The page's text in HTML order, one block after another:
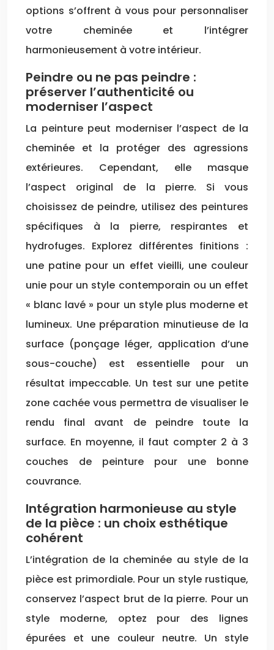
options s’offrent à vous pour personnaliser
votre cheminée et l’intégrer
harmonieusement à votre intérieur.
Peindre ou ne pas peindre :
préserver l’authenticité ou
moderniser l’aspect
La peinture peut moderniser l’aspect de la
cheminée et la protéger des agressions
extérieures. Cependant, elle masque
l’aspect original de la pierre. Si vous
choisissez de peindre, utilisez des peintures
spécifiques à la pierre, respirantes et
hydrofuges. Explorez différentes finitions :
une patine pour un effet vieilli, une couleur
unie pour un style contemporain ou un effet
« blanc lavé » pour un style plus moderne et
lumineux. Une préparation minutieuse de la
surface (ponçage léger, application d’une
sous-couche) est essentielle pour un
résultat impeccable. Un test sur une petite
zone cachée vous permettra de visualiser le
rendu final avant de peindre toute la
surface. En moyenne, il faut compter 2 à 3
couches de peinture pour une bonne
couvrance.
Intégration harmonieuse au style
de la pièce : un choix esthétique
cohérent
L’intégration de la cheminée au style de la
pièce est primordiale. Pour un style rustique,
conservez l’aspect brut de la pierre. Pour un
style moderne, optez pour des lignes
épurées et une couleur neutre. Un style